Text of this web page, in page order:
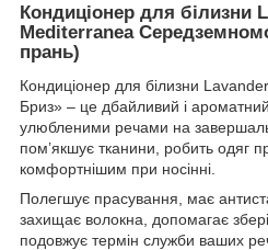
Кондиціонер для білизни
Mediterranea
прань)
Кондиціонер для білизни
Бриз» – це дбайливий і
улюбленими речами на
пом’якшує тканини, робить одяг
комфортнішим при носінні.
Полегшує прасування, має
захищає волокна, допомагає
подовжує термін служби ваших